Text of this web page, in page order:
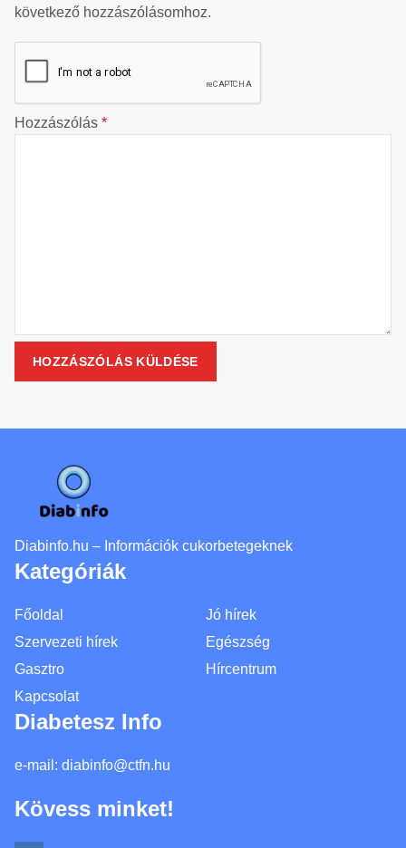
következő hozzászólásomhoz.
Hozzászólás *
Diabinfo.hu – Információk cukorbetegeknek
Kategóriák
Főoldal
Jó hírek
Szervezeti hírek
Egészség
Gasztro
Hírcentrum
Kapcsolat
Diabetesz Info
e-mail: diabinfo@ctfn.hu
Kövess minket!